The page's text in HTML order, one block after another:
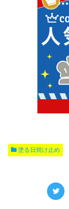
塗る日焼け止め